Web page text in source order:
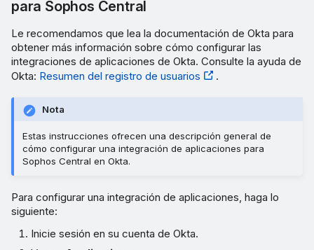
para Sophos Central
Le recomendamos que lea la documentación de Okta para
obtener más información sobre cómo configurar las
integraciones de aplicaciones de Okta. Consulte la ayuda de
Okta: Resumen del registro de usuarios .
Nota
Estas instrucciones ofrecen una descripción general de
cómo configurar una integración de aplicaciones para
Sophos Central en Okta.
Para configurar una integración de aplicaciones, haga lo
siguiente:
Inicie sesión en su cuenta de Okta.